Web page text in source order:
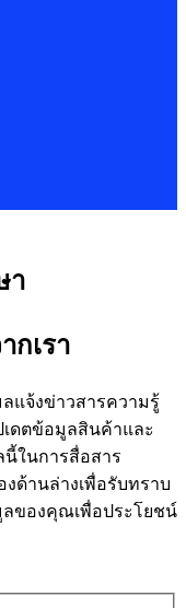
า
กเรา
ลแจ้งข่าวสารความรู้
เดตข้อมูลสินค้าและ
นี้ในการสื่อสาร
ด้านล่างเพื่อรับทราบ
ของคุณเพื่อประโยชน์